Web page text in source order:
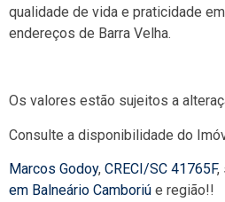
qualidade de vida e praticidade
endereços de Barra Velha.
Os valores estão sujeitos a
Consulte a disponibilidade do
Marcos Godoy, CRECI/SC 41765F,
em Balneário Camboriú e região!!